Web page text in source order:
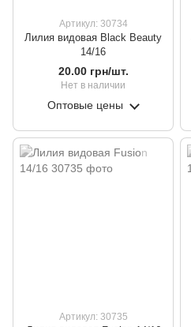
Артикул: 30734
Лилия видовая Black Beauty
14/16
20.00 грн/шт.
Нет в наличии
Оптовые цены
Артикул: 30735